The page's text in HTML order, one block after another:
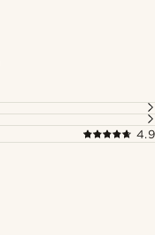
4.9